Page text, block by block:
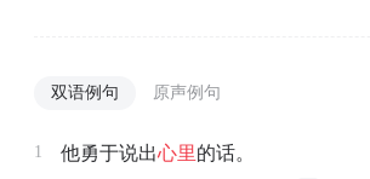
双语例句 原声例句
1 他勇于说出心里的话。